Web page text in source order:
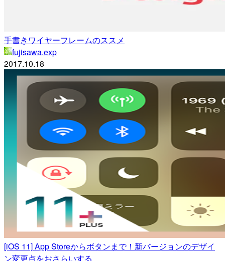
手書きワイヤーフレームのススメ
fujisawa.exp
2017.10.18
[iOS 11] App Storeからボタンまで！新バージョンのデザイ
ン変更点をおさらいする